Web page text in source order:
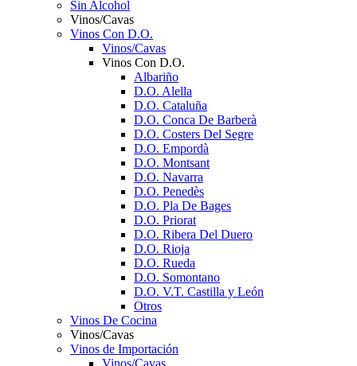
Sin Alcohol
Vinos/Cavas
Vinos Con D.O.
Vinos/Cavas
Vinos Con D.O.
Albariño
D.O. Alella
D.O. Cataluña
D.O. Conca De Barberà
D.O. Costers Del Segre
D.O. Empordà
D.O. Montsant
D.O. Navarra
D.O. Penedès
D.O. Pla De Bages
D.O. Priorat
D.O. Ribera Del Duero
D.O. Rioja
D.O. Rueda
D.O. Somontano
D.O. V.T. Castilla y León
Otros
Vinos De Cocina
Vinos/Cavas
Vinos de Importación
Vinos/Cavas